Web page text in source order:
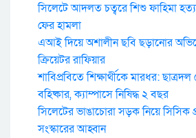
সিলেটে আদলত চত্বরে শিশু ফাহিমা
ফের হামলা
এআই দিয়ে অশালীন ছবি ছড়ানোর
ক্রিয়েটর রাফিয়ার
শাবিপ্রবিতে শিক্ষার্থীকে মারধর:
বহিষ্কার, ক্যাম্পাসে নিষিদ্ধ ২ বছর
সিলেটের ভাঙাচোরা সড়ক নিয়ে সিসিক
সংস্কারের আহ্বান